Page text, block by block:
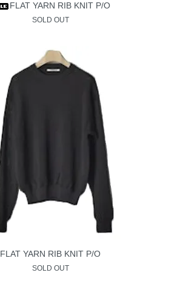
FLAT YARN RIB KNIT P/O
SOLD OUT
FLAT YARN RIB KNIT P/O
SOLD OUT